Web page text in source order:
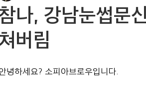
나, 강남눈썹문
버림
녕하세요? 소피아브로우입니다.